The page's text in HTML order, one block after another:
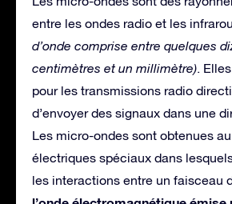
entre les ondes radio et les
d’onde comprise entre quelques
centimètres et un millimètre).
pour les transmissions radio
d’envoyer des signaux dans une
Les micro-ondes sont obtenues
électriques spéciaux dans
les interactions entre un faisceau